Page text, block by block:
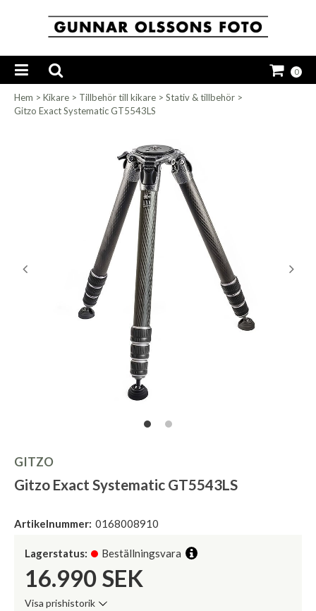
0
Hem > Kikare > Tillbehör till kikare > Stativ & tillbehör >
Gitzo Exact Systematic GT5543LS
GITZO
Gitzo Exact Systematic GT5543LS
Artikelnummer: 0168008910
Lagerstatus: Beställningsvara
16.990 SEK
Visa prishistorik